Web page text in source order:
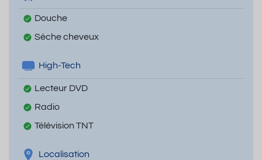
Douche
Sèche cheveux
High-Tech
Lecteur DVD
Radio
Télévision TNT
Localisation